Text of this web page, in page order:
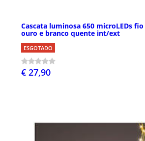
Cascata luminosa 650 microLEDs
ouro e branco quente int/ext
ESGOTADO
€ 27,90